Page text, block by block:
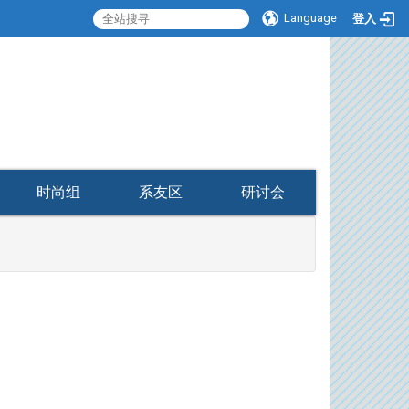
Language 登入
时尚组 系友区 研讨会